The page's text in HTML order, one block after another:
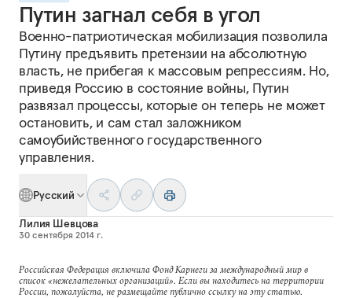
Путин загнал себя в угол
Военно-патриотическая мобилизация позволила
Путину предъявить претензии на абсолютную
власть, не прибегая к массовым репрессиям. Но,
приведя Россию в состояние войны, Путин
развязал процессы, которые он теперь не может
остановить, и сам стал заложником
самоубийственного государственного
управления.
Русский
Лилия Шевцова
30 сентября 2014 г.
Российская Федерация включила Фонд Карнеги за международный мир в
список «нежелательных организаций». Если вы находитесь на территории
России, пожалуйста, не размещайте публично ссылку на эту статью.